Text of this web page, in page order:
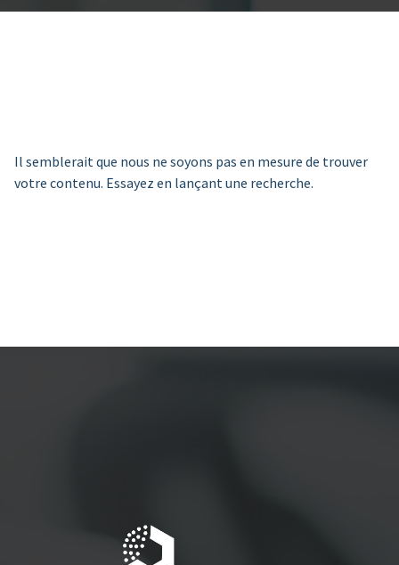
Il semblerait que nous ne soyons pas en mesure de trouver
votre contenu. Essayez en lançant une recherche.